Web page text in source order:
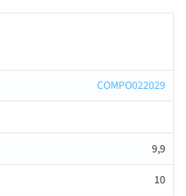
COMPO022029
9,9
10